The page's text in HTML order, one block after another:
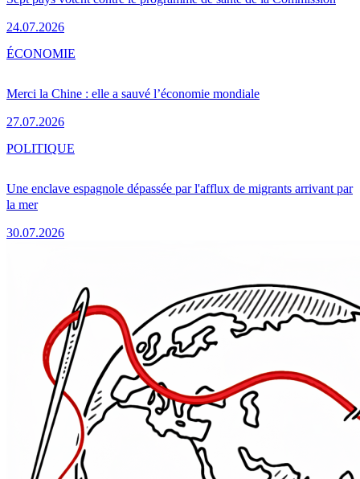
24.07.2026
Merci la Chine : elle a sauvé l’économie mondiale
27.07.2026
ÉCONOMIE
Une enclave espagnole dépassée par l'afflux de migrants arrivant par
la mer
30.07.2026
POLITIQUE